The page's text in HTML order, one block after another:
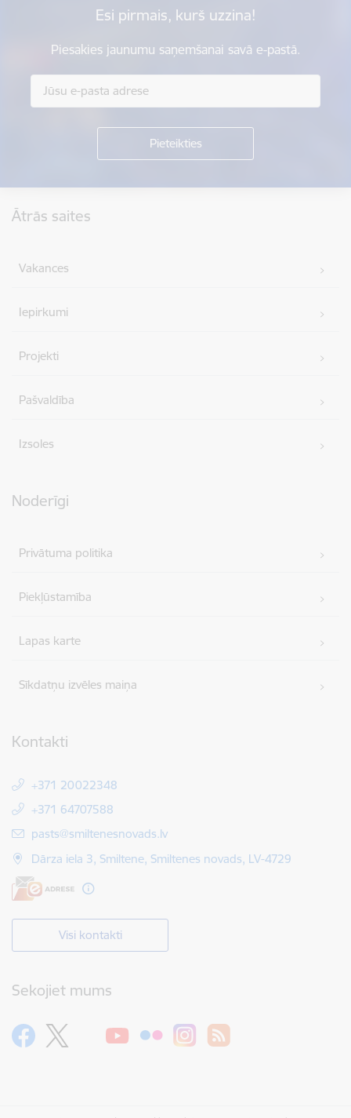
Esi pirmais, kurš uzzina!
Piesakies jaunumu saņemšanai savā e-pastā.
Ātrās saites
Vakances
Iepirkumi
Projekti
Pašvaldība
Izsoles
Noderīgi
Privātuma politika
Piekļūstamība
Lapas karte
Sīkdatņu izvēles maiņa
Kontakti
+371 20022348
+371 64707588
E-pasts:
pasts@smiltenesnovads.lv
Dārza iela 3, Smiltene, Smiltenes novads, LV-4729
Visi kontakti
Sekojiet mums